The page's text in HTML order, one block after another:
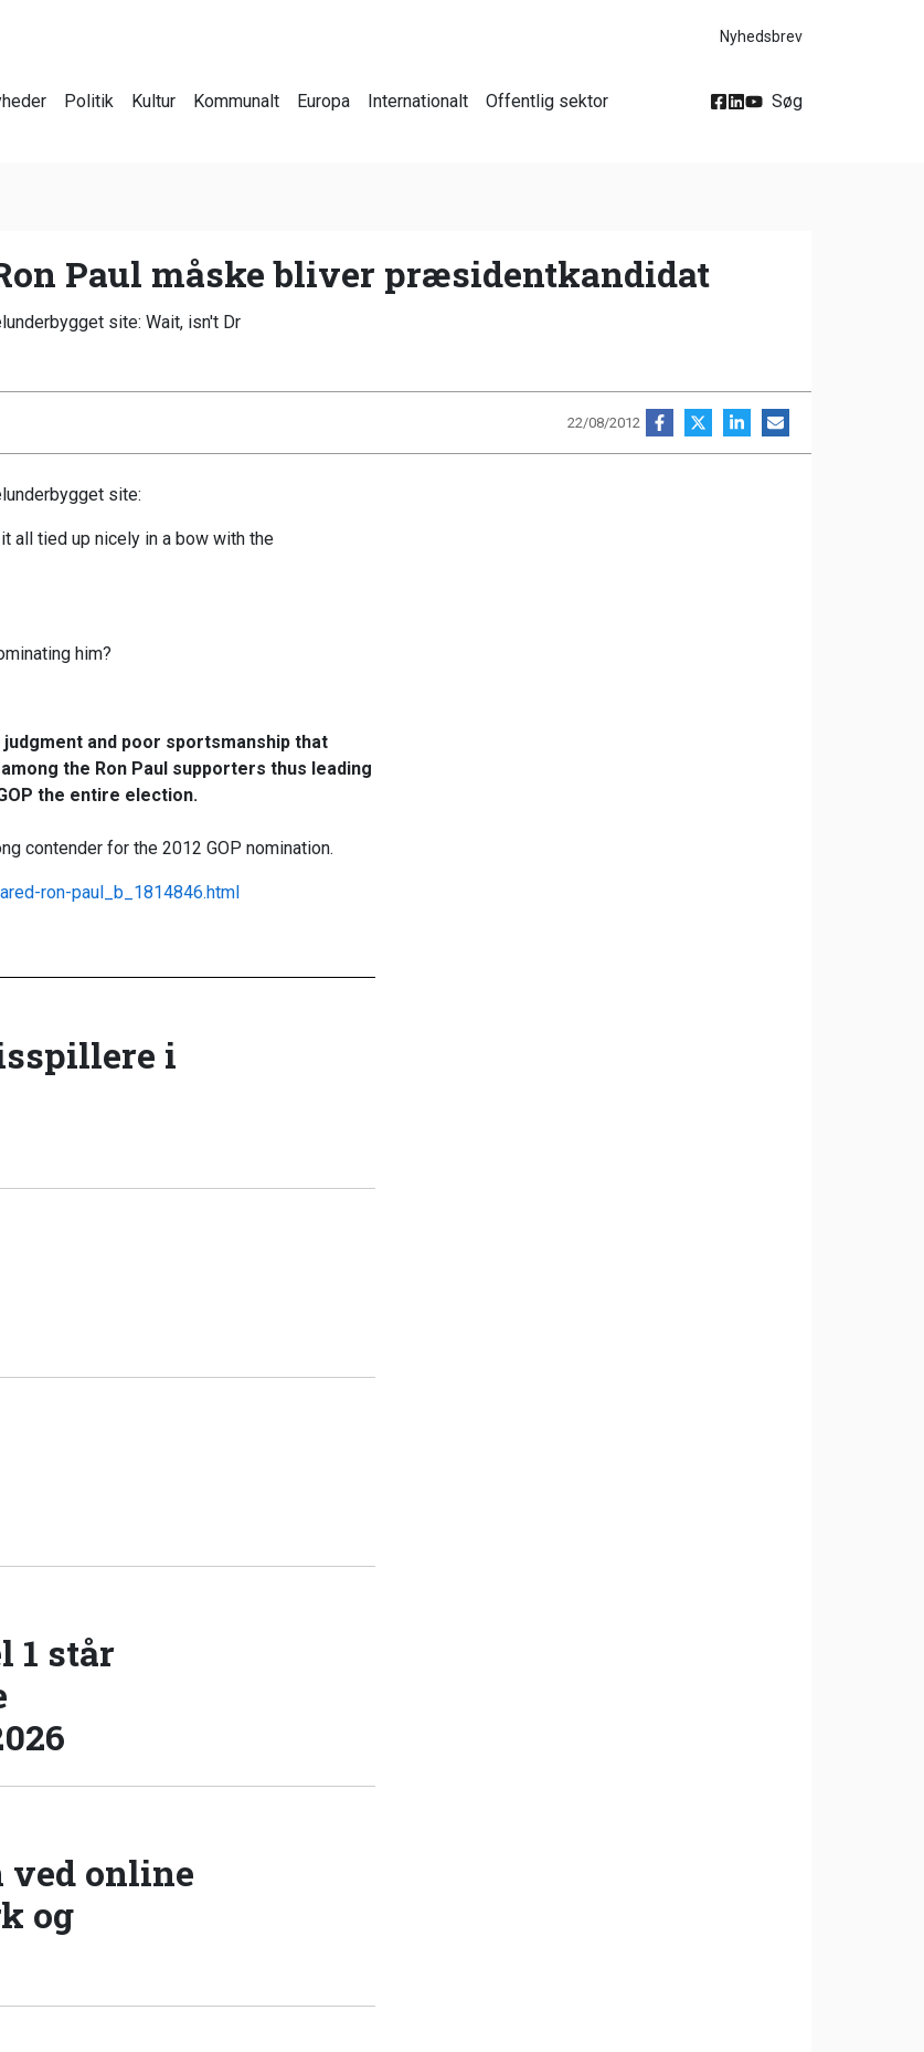
Nyhedsbrev
Politik Kultur Kommunalt Europa Internationalt Offentlig sektor Søg
Paul måske bliver præsidentkandidat
site: Wait, isn't Dr
22/08/2012
site:
all tied up nicely in a bow with the
him?
and poor sportsmanship that
the Ron Paul supporters thus leading
the entire election.
contender for the 2012 GOP nomination.
ron-paul_b_1814846.html
i
1 står
ved online
og